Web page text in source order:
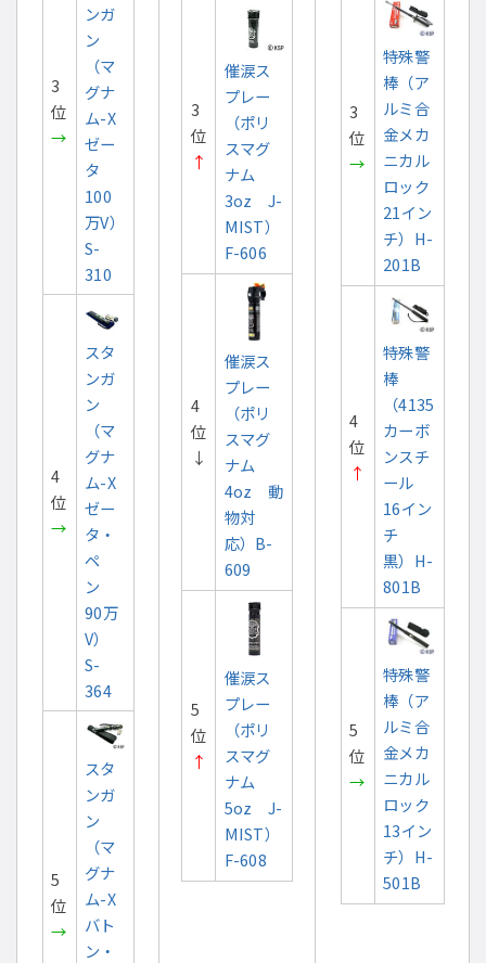
3
位
→
ンガ
ン
（マ
グナ
ム-X
ゼー
タ
100
万V）
S-
310
4
位
→
スタ
ンガ
ン
（マ
グナ
ム-X
ゼー
タ・
ペ
ン
90万
V）
S-
364
5
位
→
スタ
ンガ
ン
（マ
グナ
ム-X
バト
ン・
3
位
↑
催涙ス
プレー
（ポリ
スマグ
ナム
3oz J-
MIST）
F-606
4
位
↓
催涙ス
プレー
（ポリ
スマグ
ナム
4oz 動
物対
応）B-
609
5
位
↑
催涙ス
プレー
（ポリ
スマグ
ナム
5oz J-
MIST）
F-608
3
位
→
特殊警
棒（ア
ルミ合
金メカ
ニカル
ロック
21イン
チ）H-
201B
4
位
↑
特殊警
棒
（4135
カーボ
ンスチ
ール
16イン
チ
黒）H-
801B
5
位
→
特殊警
棒（ア
ルミ合
金メカ
ニカル
ロック
13イン
チ）H-
501B